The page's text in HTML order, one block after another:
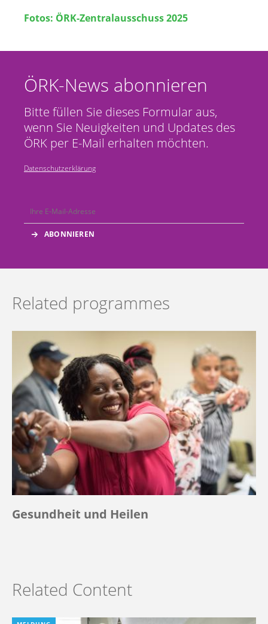
Fotos: ÖRK-Zentralausschuss 2025
ÖRK-News abonnieren
Bitte füllen Sie dieses Formular aus,
wenn Sie Neuigkeiten und Updates des
ÖRK per E-Mail erhalten möchten.
Datenschutzerklärung
Related programmes
Gesundheit und Heilen
Related Content